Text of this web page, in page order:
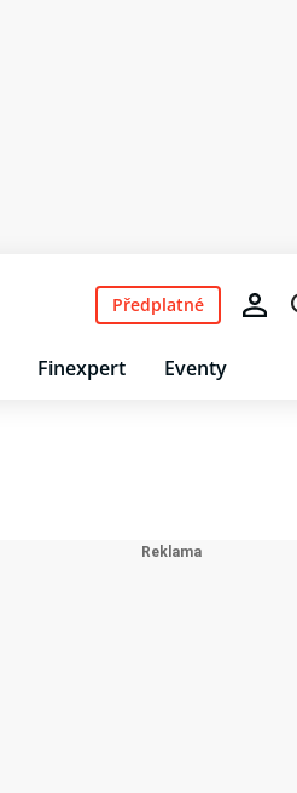
Finexpert Eventy
Předplatné